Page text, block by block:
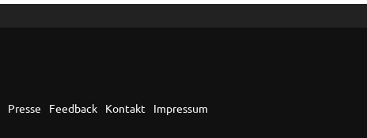
Presse Feedback Kontakt Impressum